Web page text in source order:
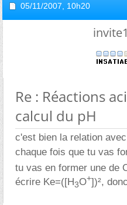
05/11/2007, 10h20
Re : Réactions
calcul du pH
c'est bien la relation
chaque fois que tu vas
tu vas en former une de
écrire Ke=([H3O+])²,